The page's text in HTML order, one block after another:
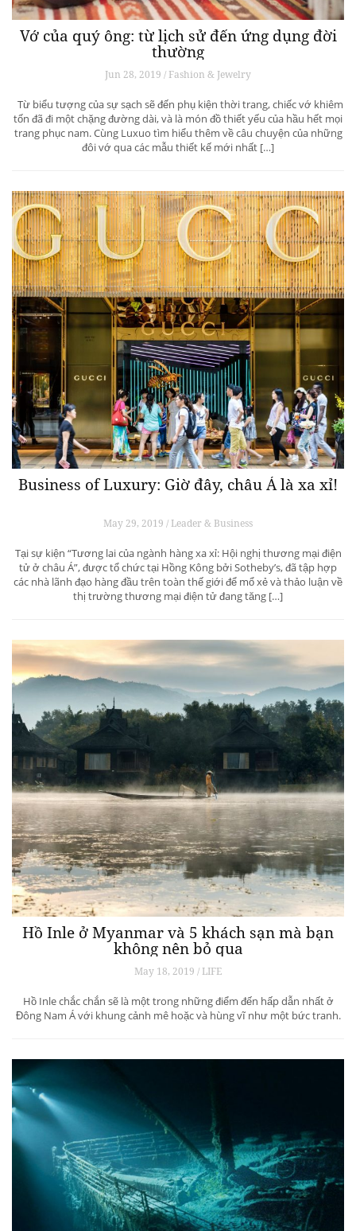
Vớ của quý ông: từ lịch sử đến ứng dụng đời
thường
Jun 28, 2019 / Fashion & Jewelry
Từ biểu tượng của sự sạch sẽ đến phụ kiện thời trang, chiếc vớ khiêm
tốn đã đi một chặng đường dài, và là món đồ thiết yếu của hầu hết mọi
trang phục nam. Cùng Luxuo tìm hiểu thêm về câu chuyện của những
đôi vớ qua các mẫu thiết kế mới nhất […]
Business of Luxury: Giờ đây, châu Á là xa xỉ!
May 29, 2019 / Leader & Business
Tại sự kiện “Tương lai của ngành hàng xa xỉ: Hội nghị thương mại điện
tử ở châu Á”, được tổ chức tại Hồng Kông bởi Sotheby’s, đã tập hợp
các nhà lãnh đạo hàng đầu trên toàn thế giới để mổ xẻ và thảo luận về
thị trường thương mại điện tử đang tăng […]
Hồ Inle ở Myanmar và 5 khách sạn mà bạn
không nên bỏ qua
May 18, 2019 / LIFE
Hồ Inle chắc chắn sẽ là một trong những điểm đến hấp dẫn nhất ở
Đông Nam Á với khung cảnh mê hoặc và hùng vĩ như một bức tranh.